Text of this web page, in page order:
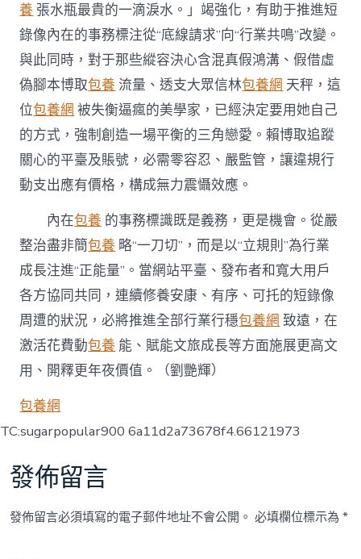
養 張水瓶最貴的一滴淚水。」竭強化，有助于推進短
錄像內在的事務標注從“底線請求”向“行業共鳴”改變。
與此同時，對于那些縱容決心含混真假鴻溝、假借虛
偽腳本博取包養 流量、透支大眾信林包養網 天秤，這
位包養網 被失衡逼瘋的美學家，已經決定要用她自己
的方式，強制創造一場平衡的三角戀愛。賴博取追蹤
關心的平臺及賬號，必需零容忍、嚴監管，讓違規行
動支出應有價格，構成無力震懾效應。
內在包養 的事務標識既是義務，更是機會。從嚴
整治盡非簡包養 略“一刀切”，而是以“立規則”為行業
成長注進“正能量”。當網站平臺、發布者和寬大用戶
各方協同共同，連續修養安康、有序、可托的短錄像
周遭的狀況，必將推進全部行業行穩包養網 致遠，在
激活花費動包養 能、賦能文旅成長等方面施展更高文
用、開釋更年夜價值。
（劉艷輝）
包養網
TC:sugarpopular900 6a11d2a73678f4.66121973
發佈留言
發佈留言必須填寫的電子郵件地址不會公開。 必填欄位標示為*